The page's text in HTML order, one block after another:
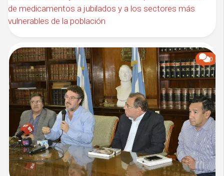
de medicamentos a jubilados y a los sectores más
vulnerables de la población
0